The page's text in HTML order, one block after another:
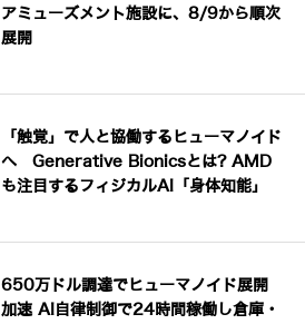
アミューズメント施設に、8/9から順次
展開
「触覚」で人と協働するヒューマノイド
へ Generative Bionicsとは? AMD
も注目するフィジカルAI「身体知能」
650万ドル調達でヒューマノイド展開
加速 AI自律制御で24時間稼働し倉庫・